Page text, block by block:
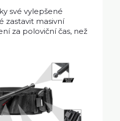
své vylepšené
zastavit masivní
za poloviční čas, než